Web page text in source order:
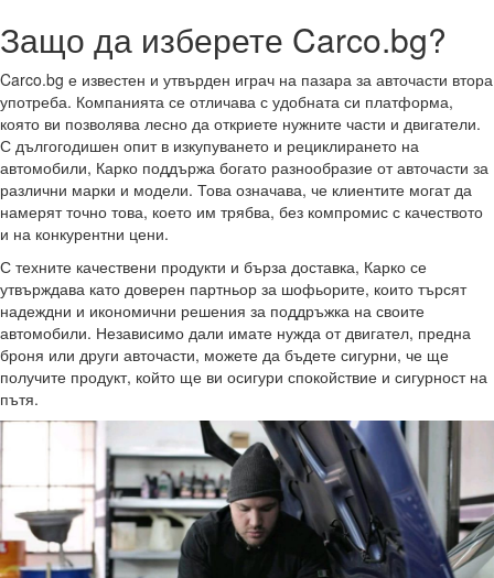
Защо да изберете Carco.bg?
Carco.bg е известен и утвърден играч на пазара за авточасти втора
употреба. Компанията се отличава с удобната си платформа,
която ви позволява лесно да откриете нужните части и двигатели.
С дългогодишен опит в изкупуването и рециклирането на
автомобили, Карко поддържа богато разнообразие от авточасти за
различни марки и модели. Това означава, че клиентите могат да
намерят точно това, което им трябва, без компромис с качеството
и на конкурентни цени.
С техните качествени продукти и бърза доставка, Карко се
утвърждава като доверен партньор за шофьорите, които търсят
надеждни и икономични решения за поддръжка на своите
автомобили. Независимо дали имате нужда от двигател, предна
броня или други авточасти, можете да бъдете сигурни, че ще
получите продукт, който ще ви осигури спокойствие и сигурност на
пътя.